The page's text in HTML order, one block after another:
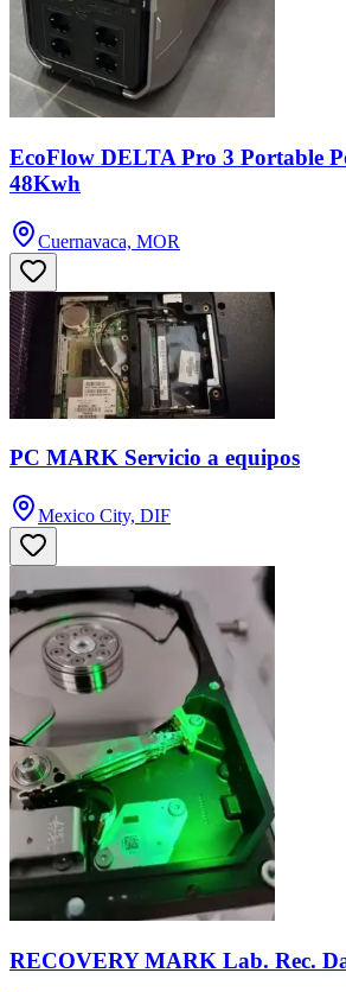
EcoFlow DELTA Pro 3 Portable
48Kwh
Cuernavaca, MOR
PC MARK Servicio a equipos
Mexico City, DIF
RECOVERY MARK Lab. Rec.